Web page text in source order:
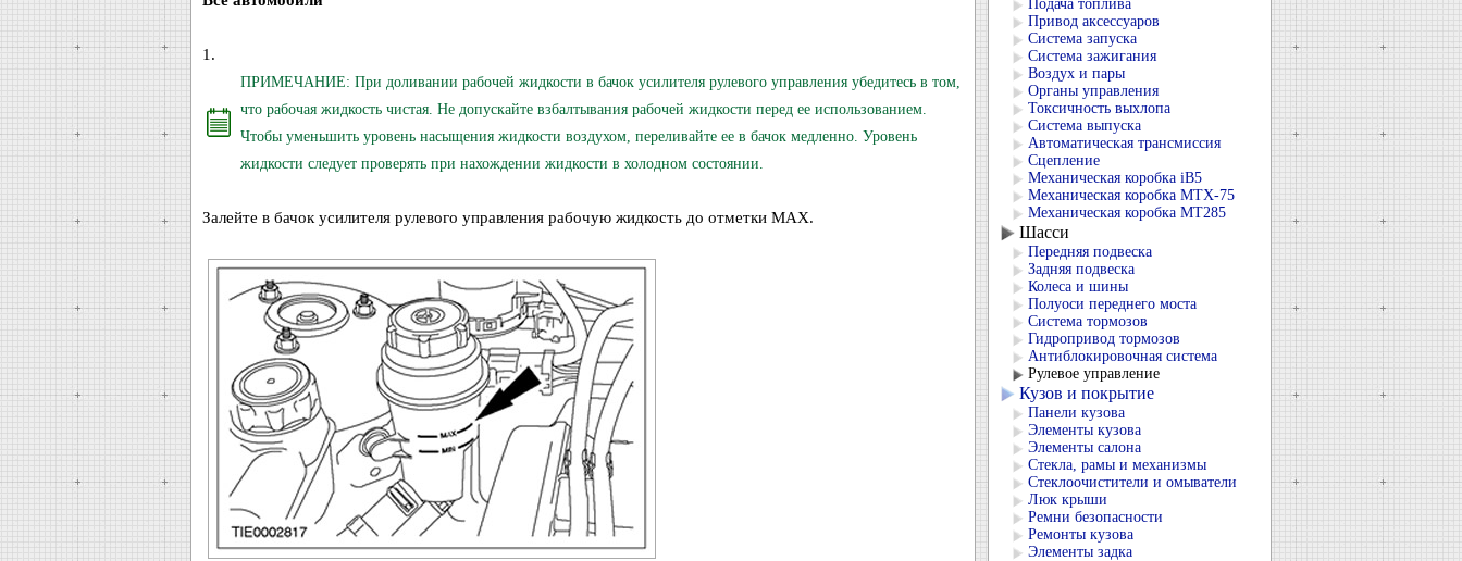
1.
ПРИМЕЧАНИЕ: При доливании рабочей жидкости в бачок усилителя рулевого управления убедитесь в том,
что рабочая жидкость чистая. Не допускайте взбалтывания рабочей жидкости перед ее использованием.
Чтобы уменьшить уровень насыщения жидкости воздухом, переливайте ее в бачок медленно. Уровень
жидкости следует проверять при нахождении жидкости в холодном состоянии.
Залейте в бачок усилителя рулевого управления рабочую жидкость до отметки MAX.
Подача топлива
Привод аксессуаров
Система запуска
Система зажигания
Воздух и пары
Органы управления
Токсичность выхлопа
Система выпуска
Автоматическая трансмиссия
Сцепление
Механическая коробка iB5
Механическая коробка MTX-75
Механическая коробка MT285
Шасси
Передняя подвеска
Задняя подвеска
Колеса и шины
Полуоси переднего моста
Система тормозов
Гидропривод тормозов
Антиблокировочная система
Рулевое управление
Кузов и покрытие
Панели кузова
Элементы кузова
Элементы салона
Стекла, рамы и механизмы
Стеклоочистители и омыватели
Люк крыши
Ремни безопасности
Ремонты кузова
Элементы задка